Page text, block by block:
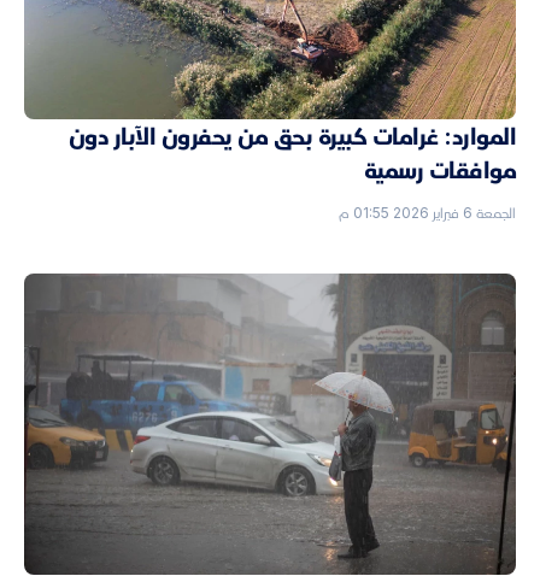
الموارد: غرامات كبيرة بحق من يحفرون الآبار دون
موافقات رسمية
الجمعة 6 فبراير 2026 01:55 م